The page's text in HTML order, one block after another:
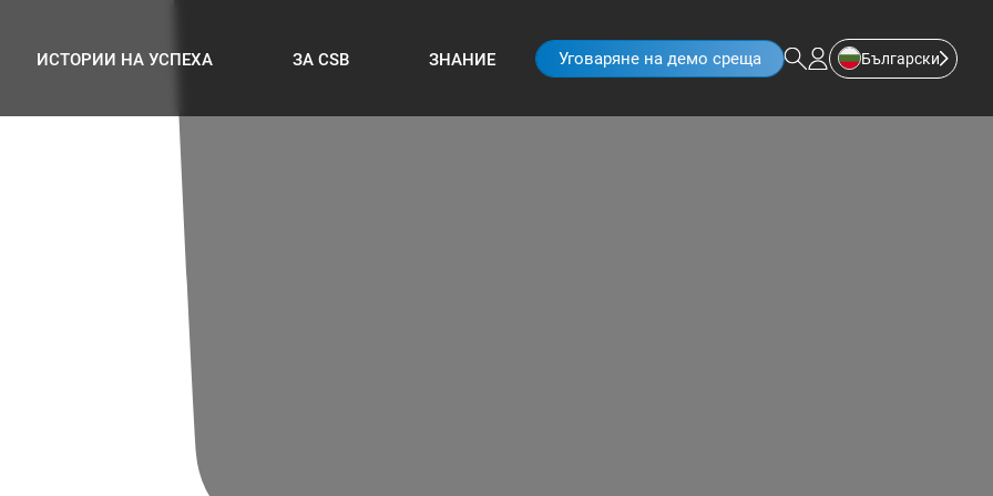
ИСТОРИИ НА УСПЕХА ЗА CSB ЗНАНИЕ Уговаряне на демо среща Български